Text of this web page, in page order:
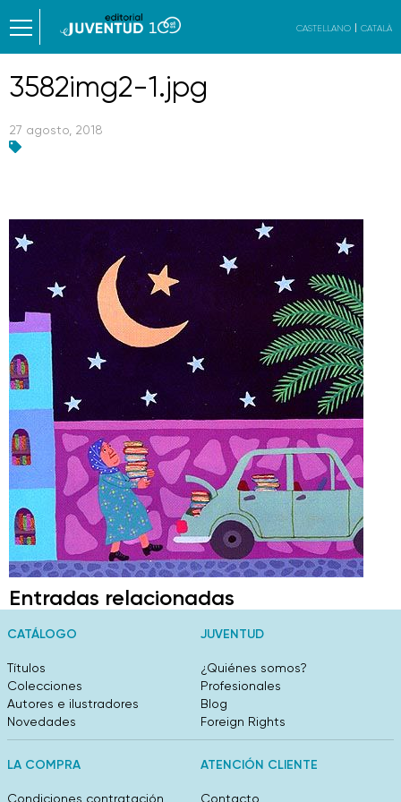
CASTELLANO CATALÀ
3582img2-1.jpg
27 agosto, 2018
Entradas relacionadas
CATÁLOGO
Títulos
Colecciones
Autores e ilustradores
Novedades
JUVENTUD
¿Quiénes somos?
Profesionales
Blog
Foreign Rights
LA COMPRA
Condiciones contratación
ATENCIÓN CLIENTE
Contacto